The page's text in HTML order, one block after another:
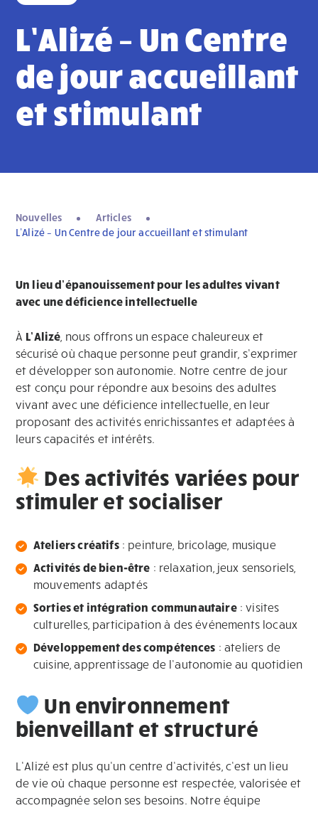
L’Alizé – Un Centre
de jour accueillant
et stimulant
Nouvelles
Articles
L’Alizé – Un Centre de jour accueillant et stimulant
Un lieu d’épanouissement pour les adultes vivant
avec une déficience intellectuelle
À L’Alizé , nous offrons un espace chaleureux et
sécurisé où chaque personne peut grandir, s’exprimer
et développer son autonomie. Notre centre de jour
est conçu pour répondre aux besoins des adultes
vivant avec une déficience intellectuelle, en leur
proposant des activités enrichissantes et adaptées à
leurs capacités et intérêts.
Des activités variées pour
stimuler et socialiser
Ateliers créatifs: peinture, bricolage, musique
Activités de bien-être : relaxation, jeux sensoriels,
mouvements adaptés
Sorties et intégration communautaire: visites
culturelles, participation à des événements locaux
Développement des compétences : ateliers de
cuisine, apprentissage de l’autonomie au quotidien
Un environnement
bienveillant et structuré
L’Alizé est plus qu’un centre d’activités, c’est un lieu
de vie où chaque personne est respectée, valorisée et
accompagnée selon ses besoins. Notre équipe